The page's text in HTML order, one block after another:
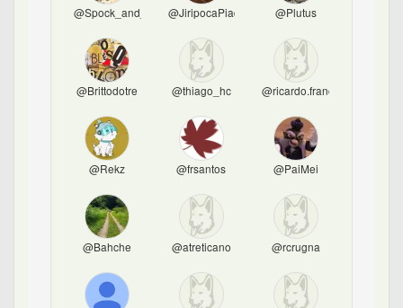
@Spock_and_Stock@JiripocaPiadora @Plutus
@Brittodotre @thiago_hc @ricardo.franca
@Rekz @frsantos @PaiMei
@Bahche @atreticano @rcrugna